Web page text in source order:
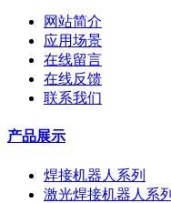
网站简介
应用场景
在线留言
在线反馈
联系我们
产品展示
焊接机器人系列
激光焊接机器人系列